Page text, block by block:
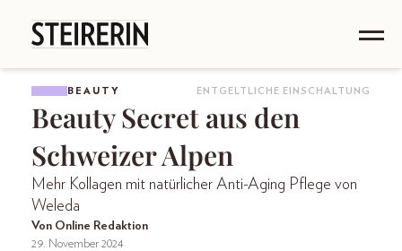
BEAUTY ENTGELTLICHE EINSCHALTUNG
Beauty Secret aus den
Schweizer Alpen
Mehr Kollagen mit natürlicher Anti-Aging Pflege von
Weleda
Von Online Redaktion
29. November 2024